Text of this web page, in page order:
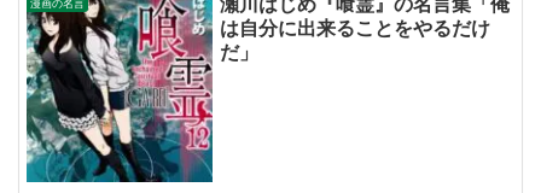
漫画の名言
瀬川はじめ『喰霊』の名言集「俺
は自分に出来ることをやるだけ
だ」